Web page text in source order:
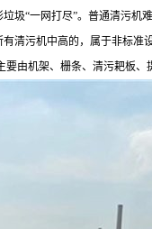
圾“一网打尽”。普通清污
清污机中高的，属于非标
由机架、栅条、清污耙板